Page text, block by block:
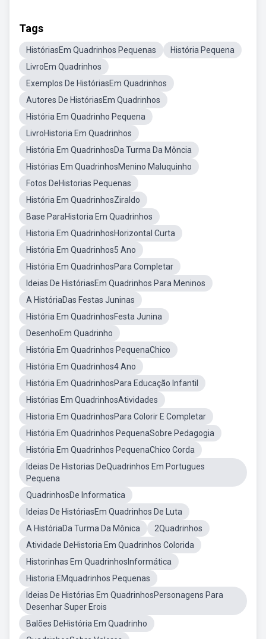
Tags
HistóriasEm Quadrinhos Pequenas
História Pequena
LivroEm Quadrinhos
Exemplos De HistóriasEm Quadrinhos
Autores De HistóriasEm Quadrinhos
História Em Quadrinho Pequena
LivroHistoria Em Quadrinhos
História Em QuadrinhosDa Turma Da Môncia
Histórias Em QuadrinhosMenino Maluquinho
Fotos DeHistorias Pequenas
História Em QuadrinhosZiraldo
Base ParaHistoria Em Quadrinhos
Historia Em QuadrinhosHorizontal Curta
História Em Quadrinhos5 Ano
História Em QuadrinhosPara Completar
Ideias De HistóriasEm Quadrinhos Para Meninos
A HistóriaDas Festas Juninas
História Em QuadrinhosFesta Junina
DesenhoEm Quadrinho
História Em Quadrinhos PequenaChico
História Em Quadrinhos4 Ano
História Em QuadrinhosPara Educação Infantil
Histórias Em QuadrinhosAtividades
Historia Em QuadrinhosPara Colorir E Completar
História Em Quadrinhos PequenaSobre Pedagogia
História Em Quadrinhos PequenaChico Corda
Ideias De Historias DeQuadrinhos Em Portugues
Pequena
QuadrinhosDe Informatica
Ideias De HistóriasEm Quadrinhos De Luta
A HistóriaDa Turma Da Mônica
2Quadrinhos
Atividade DeHistoria Em Quadrinhos Colorida
Historinhas Em QuadrinhosInformática
Historia EMquadrinhos Pequenas
Ideias De Histórias Em QuadrinhosPersonagens Para
Desenhar Super Erois
Balões DeHistória Em Quadrinho